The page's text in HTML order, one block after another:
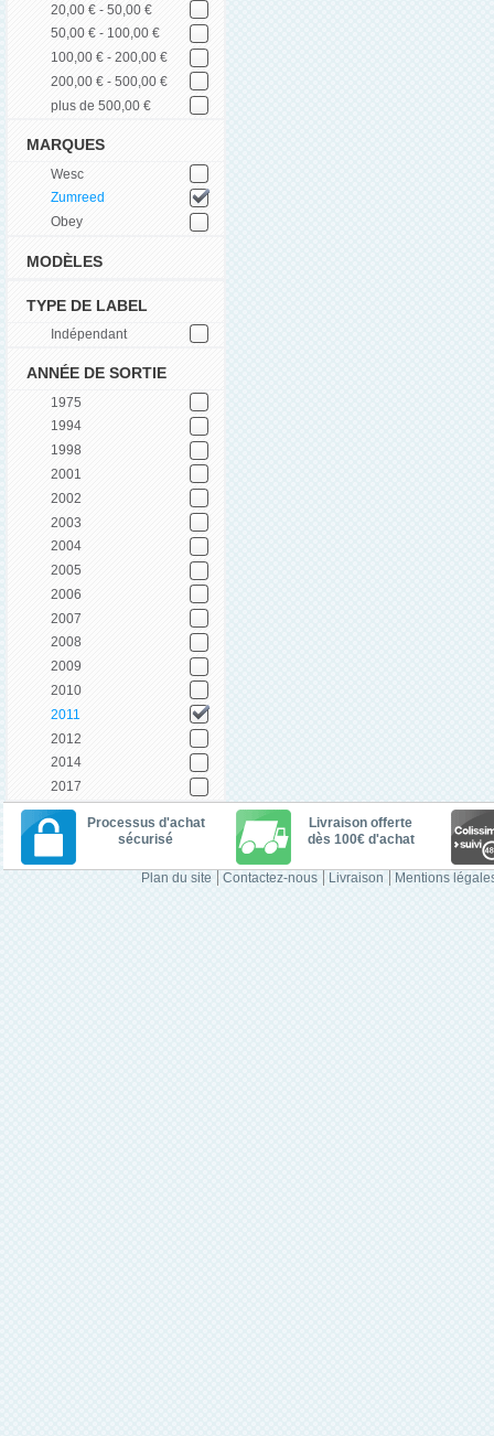
20,00 € - 50,00 €
50,00 € - 100,00 €
100,00 € - 200,00 €
200,00 € - 500,00 €
plus de 500,00 €
MARQUES
Wesc
Zumreed
Obey
MODÈLES
TYPE DE LABEL
Indépendant
ANNÉE DE SORTIE
1975
1994
1998
2001
2002
2003
2004
2005
2006
2007
2008
2009
2010
2011
2012
2014
2017
Processus d'achat
sécurisé
Livraison offerte
dès 100€ d'achat
Plan du site Contactez-nous Livraison Mentions